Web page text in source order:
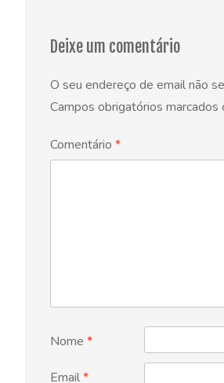
Deixe um comentário
O seu endereço de email não
Campos obrigatórios marcados
Comentário *
Nome *
Email*